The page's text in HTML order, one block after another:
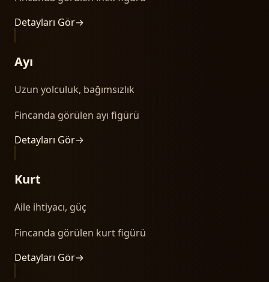
Detayları Gör→
Ayı
Uzun yolculuk, bağımsızlık
Fincanda görülen ayı figürü
Detayları Gör→
Kurt
Aile ihtiyacı, güç
Fincanda görülen kurt figürü
Detayları Gör→